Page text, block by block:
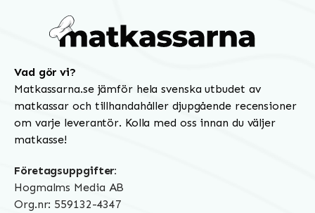
Vad gör vi?
Matkassarna.se jämför hela svenska utbudet av
matkassar och tillhandahåller djupgående recensioner
om varje leverantör. Kolla med oss innan du väljer
matkasse!
Företagsuppgifter:
Hogmalms Media AB
Org.nr: 559132-4347